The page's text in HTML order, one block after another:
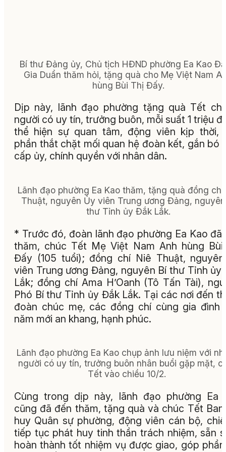
Bí thư Đảng ủy, Chủ tịch HĐND phường Ea Kao
Gia Duẩn thăm hỏi, tặng quà cho Mẹ Việt Nam
hùng Bùi Thị Đấy.
Dịp này, lãnh đạo phường tặng quà Tết
người có uy tín, trưởng buôn, mỗi suất 1 triệu
thể hiện sự quan tâm, động viên kịp thời,
phần thắt chặt mối quan hệ đoàn kết, gắn bó
cấp ủy, chính quyền với nhân dân.
Lãnh đạo phường Ea Kao thăm, tặng quà đồng chí
Thuật, nguyên Ủy viên Trung ương Đảng,
thư Tỉnh ủy Đắk Lắk.
* Trước đó, đoàn lãnh đạo phường Ea Kao đã
thăm, chúc Tết Mẹ Việt Nam Anh hùng
Đấy (105 tuổi); đồng chí Niê Thuật,
viên Trung ương Đảng, nguyên Bí thư Tỉnh ủy
Lắk; đồng chí Ama H’Oanh (Tô Tấn Tài),
Phó Bí thư Tỉnh ủy Đắk Lắk. Tại các nơi đến
đoàn chúc mẹ, các đồng chí cùng gia đình
năm mới an khang, hạnh phúc.
Lãnh đạo phường Ea Kao chụp ảnh lưu niệm với
người có uy tín, trưởng buôn nhân buổi gặp mặt,
Tết vào chiều 10/2.
Cùng trong dịp này, lãnh đạo phường Ea
cũng đã đến thăm, tặng quà và chúc Tết Ban
huy Quân sự phường, động viên cán bộ,
tiếp tục phát huy tinh thần trách nhiệm, sẵn
hoàn thành tốt nhiệm vụ được giao, góp